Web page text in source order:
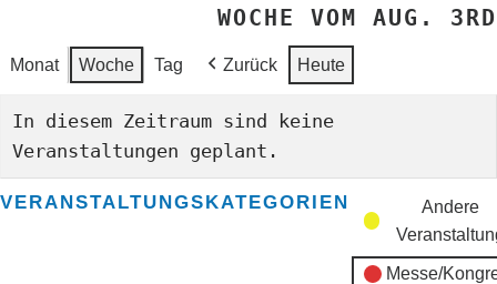
WOCHE VOM AUG. 3RD
Monat Woche Tag Zurück Heute
In diesem Zeitraum sind keine
Veranstaltungen geplant.
VERANSTALTUNGSKATEGORIEN
Andere
Messe/